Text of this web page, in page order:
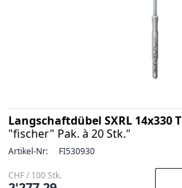
Langschaftdübel SXRL 14x330 T
"fischer" Pak. à 20 Stk."
Artikel-Nr: FI530930
CHF / 100 Stk.